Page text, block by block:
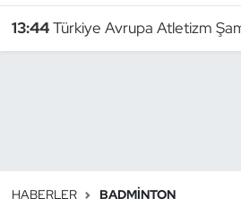
13:44Türkiye Avrupa Atletizm
HABERLER BADMINTON
Badminton